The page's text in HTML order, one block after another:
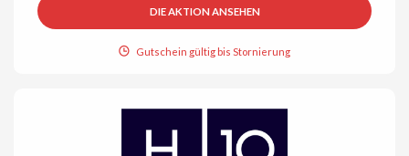
DIE AKTION ANSEHEN
Gutschein gültig bis Stornierung